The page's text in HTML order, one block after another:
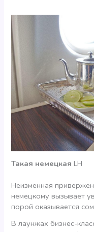
Такая немецкаяLH
Неизменная
немецкому вызывает
порой оказывается
В лаунжах бизнес-